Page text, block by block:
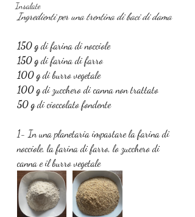
Insalate
Ingredienti per una trentina di baci di dama
150 g di farina di nocciole
150 g di farina di farro
100 g di burro vegetale
100 g di zucchero di canna non trattato
50 g di cioccolato fondente
1- In una planetaria impastare la farina di
nocciole, la farina di farro, lo zucchero di
canna e il burro vegetale